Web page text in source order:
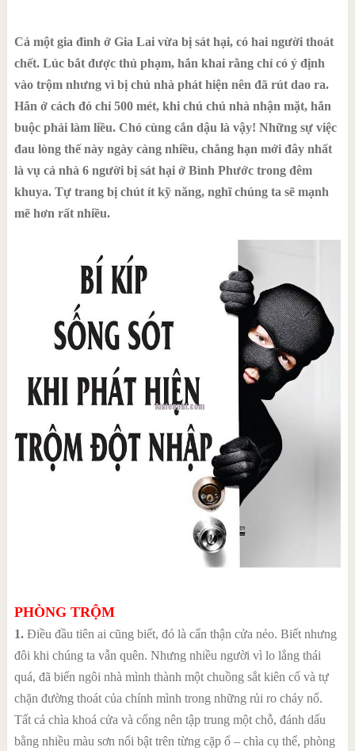
Cả một gia đình ở Gia Lai vừa bị sát hại, có hai người thoát
chết. Lúc bắt được thủ phạm, hắn khai rằng chỉ có ý định
vào trộm nhưng vì bị chủ nhà phát hiện nên đã rút dao ra.
Hắn ở cách đó chỉ 500 mét, khi chú chủ nhà nhận mặt, hắn
buộc phải làm liều. Chó cùng cắn dậu là vậy! Những sự việc
đau lòng thế này ngày càng nhiều, chẳng hạn mới đây nhất
là vụ cả nhà 6 người bị sát hại ở Bình Phước trong đêm
khuya. Tự trang bị chút ít kỹ năng, nghĩ chúng ta sẽ mạnh
mẽ hơn rất nhiều.
PHÒNG TRỘM
1. Điều đầu tiên ai cũng biết, đó là cẩn thận cửa nẻo. Biết nhưng
đôi khi chúng ta vẫn quên. Nhưng nhiều người vì lo lắng thái
quá, đã biến ngôi nhà mình thành một chuồng sắt kiên cố và tự
chặn đường thoát của chính mình trong những rủi ro cháy nổ.
Tất cả chìa khoá cửa và cổng nên tập trung một chỗ, đánh dấu
bằng nhiều màu sơn nổi bật trên từng cặp ổ – chìa cụ thể, phòng